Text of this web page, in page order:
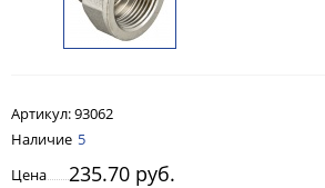
Артикул:93062
Наличие 5
Цена
235.70 руб.